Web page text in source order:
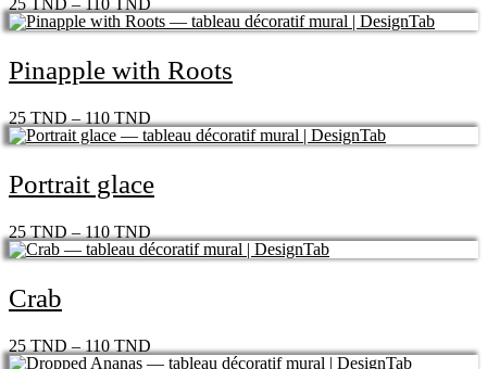
Pinapple with Roots
25TND–110TND
Portrait glace
25TND–110TND
Crab
25TND–110TND